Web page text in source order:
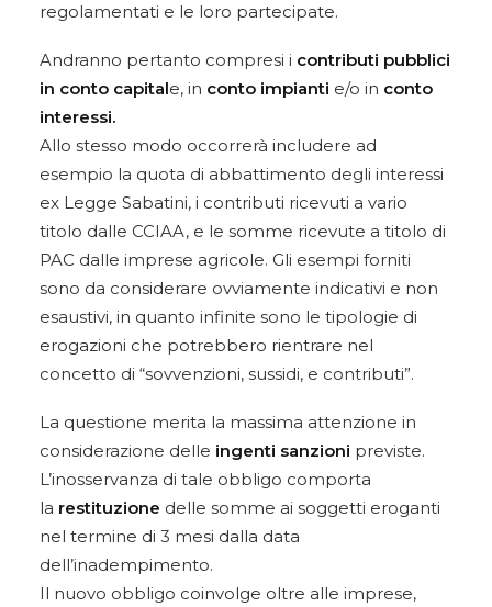
regolamentati e le loro partecipate.
Andranno pertanto compresi i contributi pubblici
in conto capitale, in conto impianti e/o in conto
interessi.
Allo stesso modo occorrerà includere ad
esempio la quota di abbattimento degli interessi
ex Legge Sabatini, i contributi ricevuti a vario
titolo dalle CCIAA, e le somme ricevute a titolo di
PAC dalle imprese agricole. Gli esempi forniti
sono da considerare ovviamente indicativi e non
esaustivi, in quanto infinite sono le tipologie di
erogazioni che potrebbero rientrare nel
concetto di “sovvenzioni, sussidi, e contributi”.
La questione merita la massima attenzione in
considerazione delle ingenti sanzioni previste.
L’inosservanza di tale obbligo comporta
la restituzione delle somme ai soggetti eroganti
nel termine di 3 mesi dalla data
dell’inadempimento.
Il nuovo obbligo coinvolge oltre alle imprese,